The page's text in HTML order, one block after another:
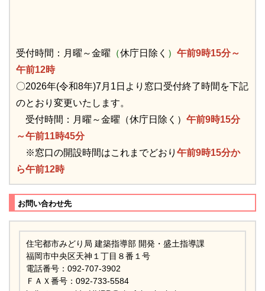
受付時間：月曜～金曜 （休庁日除く ） 午前9時15分～
午前12時
〇2026年(令和8年)7月1日より窓口受付終了時間を下記
のとおり変更いたします。
受付時間：月曜～金曜（休庁日除く） 午前9時15分
～午前11時45分
※窓口の開設時間はこれまでどおり 午前9時15分か
ら午前12時
お問い合わせ先
住宅都市みどり局 建築指導部 開発・盛土指導課
福岡市中央区天神１丁目８番１号
電話番号：092-707-3902
ＦＡＸ番号：092-733-5584